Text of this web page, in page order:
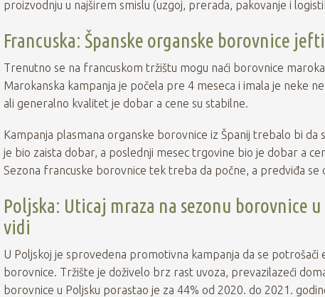
proizvodnju u najširem smislu (uzgoj, prerada, pakovanje i
Francuska: Španske organske borovnice
Trenutno se na francuskom tržištu mogu naći borovnice
Marokanska kampanja je počela pre 4 meseca i imala je neke
ali generalno kvalitet je dobar a cene su stabilne.
Kampanja plasmana organske borovnice iz Španij trebalo bi da
je bio zaista dobar, a poslednji mesec trgovine bio je dobar a
Sezona francuske borovnice tek treba da počne, a predviđa se
Poljska: Uticaj mraza na sezonu borovnice
vidi
U Poljskoj je sprovedena promotivna kampanja da se potrošači
borovnice. Tržište je doživelo brz rast uvoza, prevazilazeći
borovnice u Poljsku porastao je za 44% od 2020. do 2021.